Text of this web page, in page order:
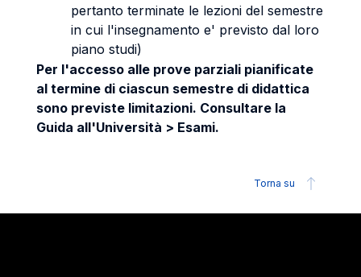
pertanto terminate le lezioni del semestre
in cui l'insegnamento e' previsto dal loro
piano studi)
Per l'accesso alle prove parziali pianificate
al termine di ciascun semestre di didattica
sono previste limitazioni. Consultare la
Guida all'Università > Esami.
Torna su